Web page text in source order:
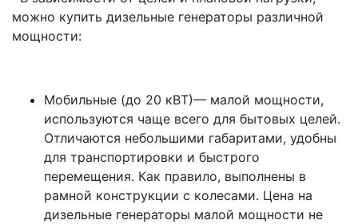
можно купить дизельные генераторы различной
мощности:
Мобильные (до 20 кВТ)— малой мощности,
используются чаще всего для бытовых целей.
Отличаются небольшими габаритами, удобны
для транспортировки и быстрого
перемещения. Как правило, выполнены в
рамной конструкции с колесами. Цена на
дизельные генераторы малой мощности не